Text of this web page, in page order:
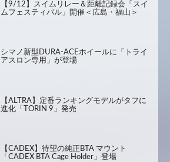
【9/12】スイムリレー＆距離記録会「スイ
ムフェスティバル」開催＜広島・福山＞
シマノ新型DURA-ACEホイールに「トライ
アスロン専用」が登場
【ALTRA】定番ランキングモデルがタフに
進化「TORIN 9」発売
【CADEX】待望の純正BTA マウント
「CADEX BTA Cage Holder」登場